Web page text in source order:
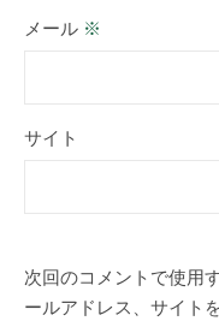
メール ※
サイト
次回のコメントで使用
ールアドレス、サイト